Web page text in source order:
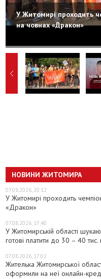
У Житомирі проходить
на човнах «Дракон»
НОВИНИ ЖИТОМИРА
07.08.2026, 20:12
У Житомирі проходить
«Дракон»
07.08.2026, 17:40
У Житомирській області
готові платити до 30 – 40 тис.
07.08.2026, 17:02
Жителька Житомирської
оформили на неї онлайн-